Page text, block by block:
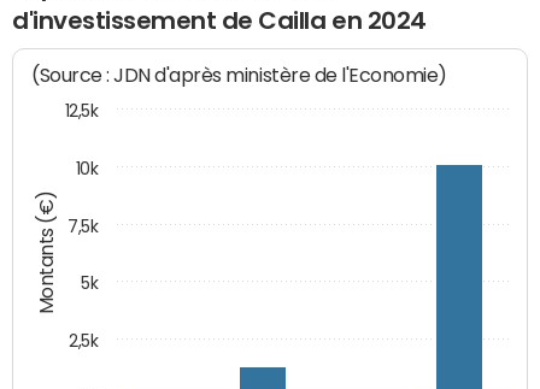
d'investissement de Cailla en 2024
Montants (€)
(Source : JDN d'après ministère de l'Economie)
2,5k
5k
7,5k
10k
12,5k